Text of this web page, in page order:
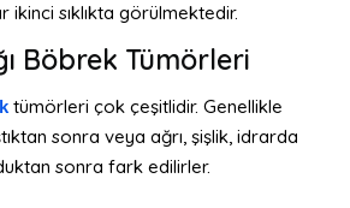
sıklıkta görülmektedir.
Böbrek Tümörleri
tümörleri çok çeşitlidir. Genellikle
sonra veya ağrı, şişlik, idrarda
sonra fark edilirler.